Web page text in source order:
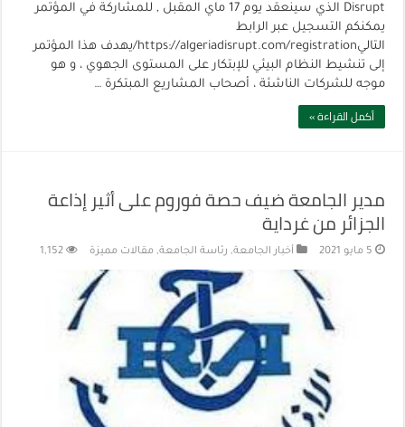
Disrupt الذي سينعقد يوم 17 ماي المقبل , للمشاركة في المؤتمر
يمكنكم التسجيل عبر الرابط
التاليhttps://algeriadisrupt.com/registration/يهدف هذا المؤتمر
إلى تنشيط النظام البيئي للإبتكار على المستوى الجهوي ، و هو
موجه للشركات الناشئة ، أصحاب المشاريع المبتكرة …
أكمل القراءة »
مدير الجامعة ضيف حصة فوروم على أثير إذاعة
الجزائر من غرداية
5 مايو 2021 أخبار الجامعة, رئاسة الجامعة, مقالات مميزة 1,152